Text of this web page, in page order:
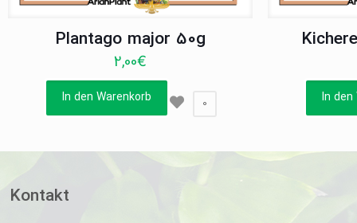
Plantago major 50g
2,00€
In den Warenkorb 0 In den
Kontakt